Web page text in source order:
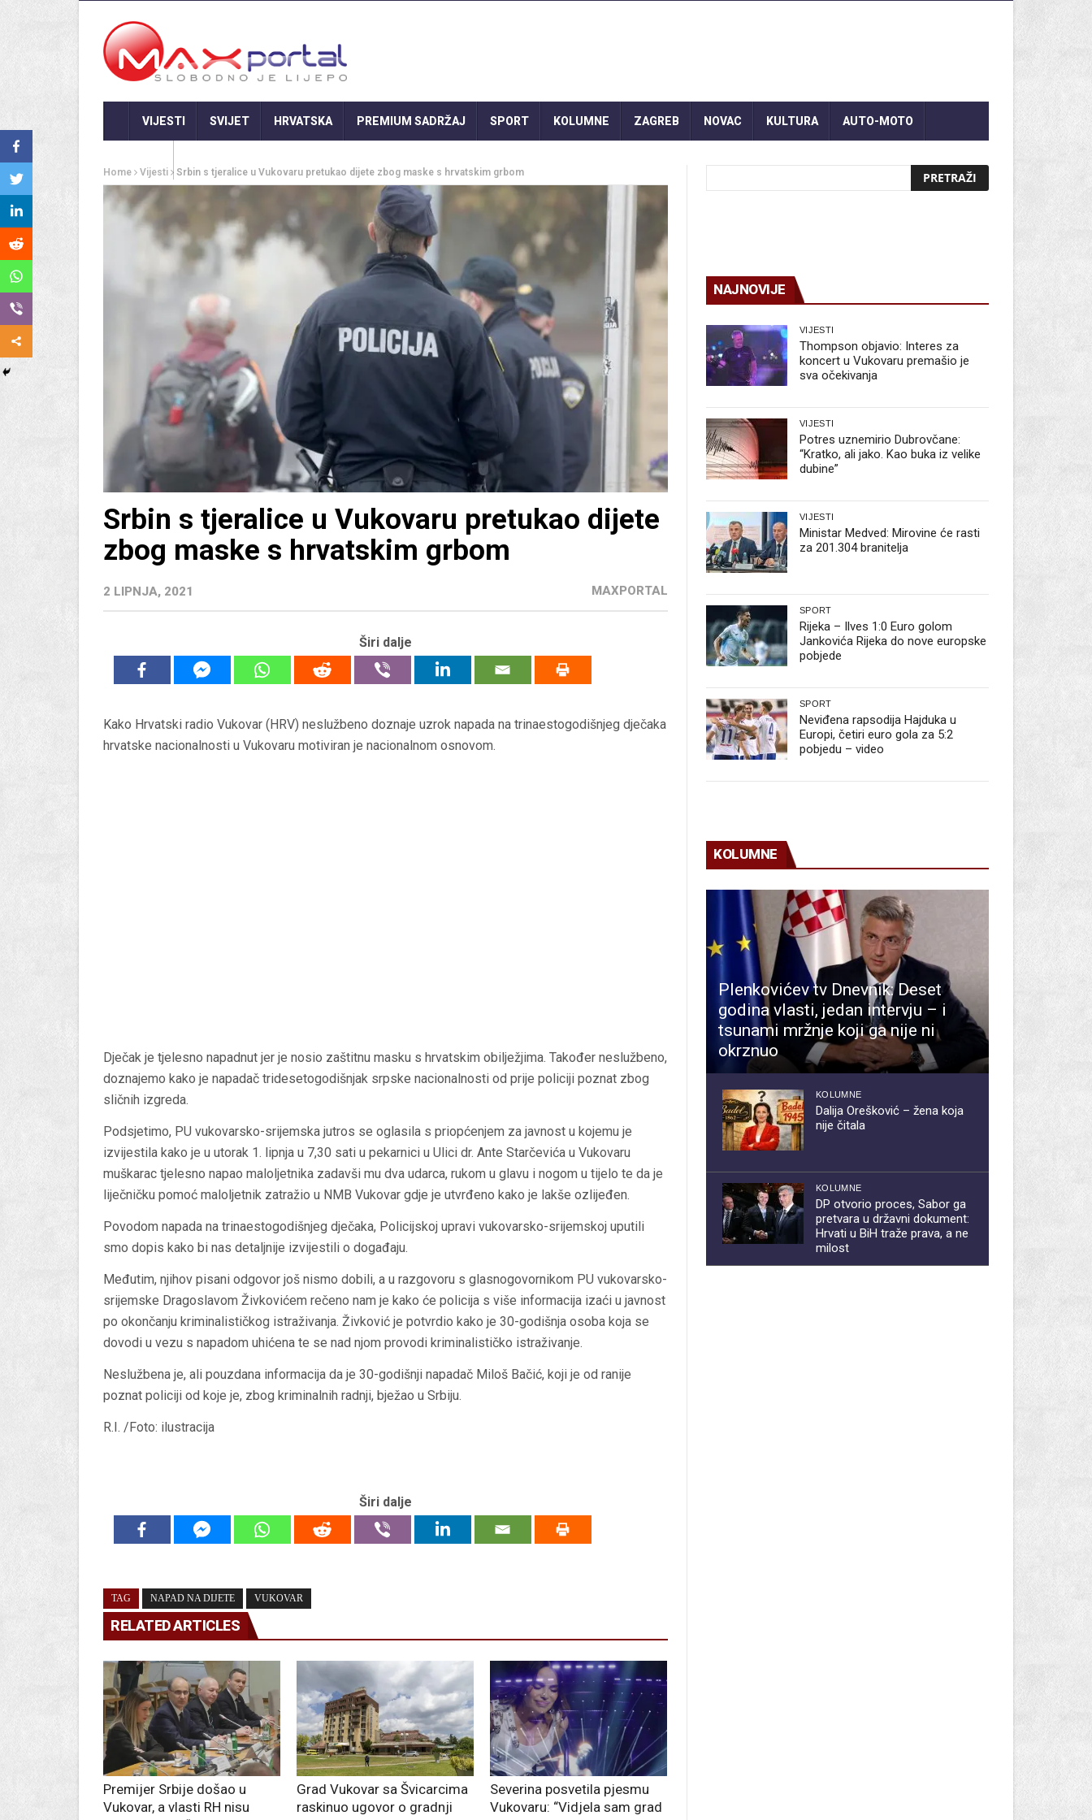
VIJESTI SVIJET HRVATSKA PREMIUM SADRŽAJ SPORT KOLUMNE ZAGREB NOVAC KULTURA AUTO-MOTO
Home Vijesti Srbin s tjeralice u Vukovaru pretukao dijete zbog maske s hrvatskim grbom
Srbin s tjeralice u Vukovaru pretukao dijete
zbog maske s hrvatskim grbom
2 LIPNJA, 2021 MAXPORTAL
Širi dalje
Kako Hrvatski radio Vukovar (HRV) neslužbeno doznaje uzrok napada na trinaestogodišnjeg dječaka
hrvatske nacionalnosti u Vukovaru motiviran je nacionalnom osnovom.
Dječak je tjelesno napadnut jer je nosio zaštitnu masku s hrvatskim obilježjima. Također neslužbeno,
doznajemo kako je napadač tridesetogodišnjak srpske nacionalnosti od prije policiji poznat zbog
sličnih izgreda.
Podsjetimo, PU vukovarsko-srijemska jutros se oglasila s priopćenjem za javnost u kojemu je
izvijestila kako je u utorak 1. lipnja u 7,30 sati u pekarnici u Ulici dr. Ante Starčevića u Vukovaru
muškarac tjelesno napao maloljetnika zadavši mu dva udarca, rukom u glavu i nogom u tijelo te da je
liječničku pomoć maloljetnik zatražio u NMB Vukovar gdje je utvrđeno kako je lakše ozlijeđen.
Povodom napada na trinaestogodišnjeg dječaka, Policijskoj upravi vukovarsko-srijemskoj uputili
smo dopis kako bi nas detaljnije izvijestili o događaju.
Međutim, njihov pisani odgovor još nismo dobili, a u razgovoru s glasnogovornikom PU vukovarsko-
srijemske Dragoslavom Živkovićem rečeno nam je kako će policija s više informacija izaći u javnost
po okončanju kriminalističkog istraživanja. Živković je potvrdio kako je 30-godišnja osoba koja se
dovodi u vezu s napadom uhićena te se nad njom provodi kriminalističko istraživanje.
Neslužbena je, ali pouzdana informacija da je 30-godišnji napadač Miloš Bačić, koji je od ranije
poznat policiji od koje je, zbog kriminalnih radnji, bježao u Srbiju.
R.I. /Foto: ilustracija
Širi dalje
TAG NAPAD NA DIJETE VUKOVAR
RELATED ARTICLES
Premijer Srbije došao u
Vukovar, a vlasti RH nisu
Grad Vukovar sa Švicarcima
raskinuo ugovor o gradnji
Severina posvetila pjesmu
Vukovaru: “Vidjela sam grad
NAJNOVIJE
VIJESTI
Thompson objavio: Interes za
koncert u Vukovaru premašio je
sva očekivanja
VIJESTI
Potres uznemirio Dubrovčane:
“Kratko, ali jako. Kao buka iz velike
dubine”
VIJESTI
Ministar Medved: Mirovine će rasti
za 201.304 branitelja
SPORT
Rijeka – Ilves 1:0 Euro golom
Jankovića Rijeka do nove europske
pobjede
SPORT
Neviđena rapsodija Hajduka u
Europi, četiri euro gola za 5:2
pobjedu – video
KOLUMNE
Plenkovićev tv Dnevnik: Deset
godina vlasti, jedan intervju – i
tsunami mržnje koji ga nije ni
okrznuo
KOLUMNE
Dalija Orešković – žena koja
nije čitala
KOLUMNE
DP otvorio proces, Sabor ga
pretvara u državni dokument:
Hrvati u BiH traže prava, a ne
milost